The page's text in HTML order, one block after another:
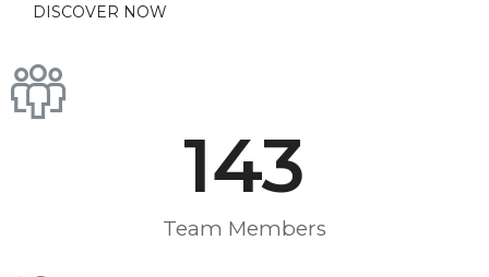
DISCOVER NOW
143
Team Members